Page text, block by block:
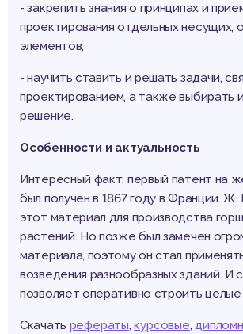
- закрепить знания о принципах и
проектирования отдельных
элементов;
- научить ставить и решать задачи,
проектированием, а также выбирать
решение.
Особенности и актуальность
Интересный факт: первый патент на
был получен в 1867 году в Франции.
этот материал для производства
растений. Но позже был замечен
материала, поэтому он стал
возведения разнообразных зданий. И
позволяет оперативно строить
Скачать рефераты,курсовые,